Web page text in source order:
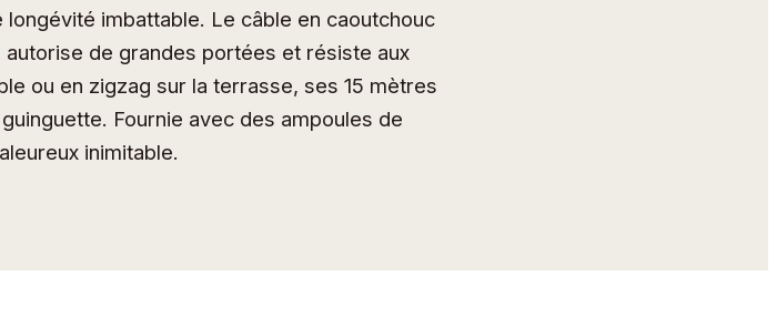
imbattable. Le câble en caoutchouc
de grandes portées et résiste aux
ou en zigzag sur la terrasse, ses 15 mètres
Fournie avec des ampoules de
inimitable.